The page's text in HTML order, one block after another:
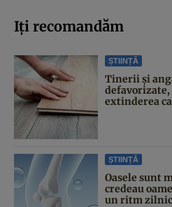
Iți recomandăm
ȘTIINȚĂ
Tinerii și
extinderea
ȘTIINȚĂ
Oasele sunt
credeau
un ritm zilnic